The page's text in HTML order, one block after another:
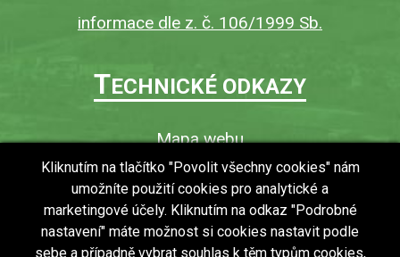
informace dle z. č. 106/1999 Sb.
TECHNICKÉ ODKAZY
Mapa webu
O webu
Povinně zveřejňované informace
Ochrana osobních údajů (GDPR)
Vyhledávání
Kliknutím na tlačítko "Povolit všechny cookies" nám
umožníte použití cookies pro analytické a
marketingové účely. Kliknutím na odkaz "Podrobné
nastavení" máte možnost si cookies nastavit podle
sebe a případně vybrat souhlas k těm typům cookies,